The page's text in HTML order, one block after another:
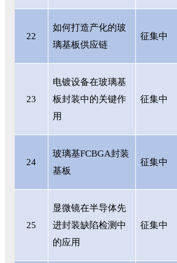
22
如何打造产化的玻
璃基板供应链
征集中
23
电镀设备在玻璃基
板封装中的关键作
用
征集中
24
玻璃基FCBGA封装
基板
征集中
25
显微镜在半导体先
进封装缺陷检测中
的应用
征集中